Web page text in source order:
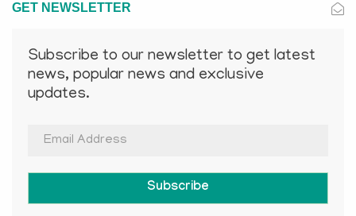
GET NEWSLETTER
Subscribe to our newsletter to get latest
news, popular news and exclusive
updates.
Subscribe